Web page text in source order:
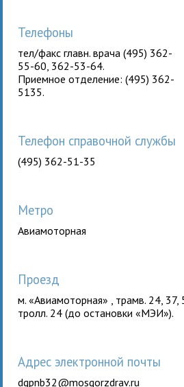
Телефоны
тел/факс главн. врача (495) 362-
55-60, 362-53-64.
Приемное отделение: (495) 362-
5135.
Телефон справочной службы
(495) 362-51-35
Метро
Авиамоторная
Проезд
м. «Авиамоторная» , трамв. 24, 37,
тролл. 24 (до остановки «МЭИ»).
Aдрес электронной почты
dgpnb32@mosgorzdrav.ru